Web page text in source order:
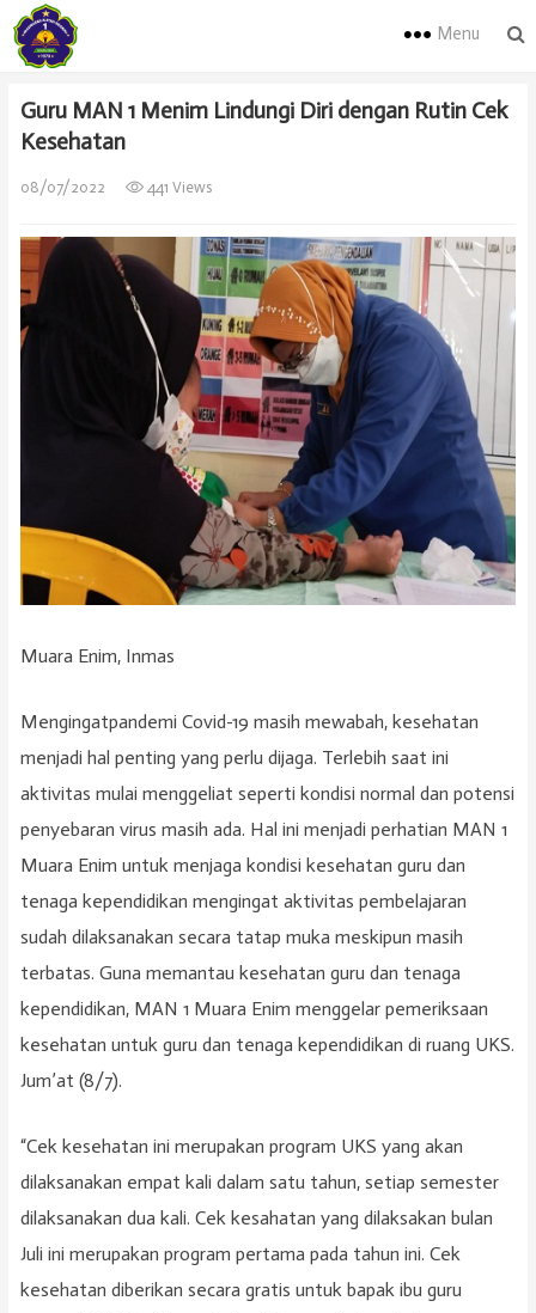
Menu
Guru MAN 1 Menim Lindungi Diri dengan Rutin Cek
Kesehatan
08/07/2022 441 Views
Muara Enim, Inmas
Mengingatpandemi Covid-19 masih mewabah, kesehatan
menjadi hal penting yang perlu dijaga. Terlebih saat ini
aktivitas mulai menggeliat seperti kondisi normal dan potensi
penyebaran virus masih ada. Hal ini menjadi perhatian MAN 1
Muara Enim untuk menjaga kondisi kesehatan guru dan
tenaga kependidikan mengingat aktivitas pembelajaran
sudah dilaksanakan secara tatap muka meskipun masih
terbatas. Guna memantau kesehatan guru dan tenaga
kependidikan, MAN 1 Muara Enim menggelar pemeriksaan
kesehatan untuk guru dan tenaga kependidikan di ruang UKS.
Jum’at (8/7).
“Cek kesehatan ini merupakan program UKS yang akan
dilaksanakan empat kali dalam satu tahun, setiap semester
dilaksanakan dua kali. Cek kesahatan yang dilaksakan bulan
Juli ini merupakan program pertama pada tahun ini. Cek
kesehatan diberikan secara gratis untuk bapak ibu guru